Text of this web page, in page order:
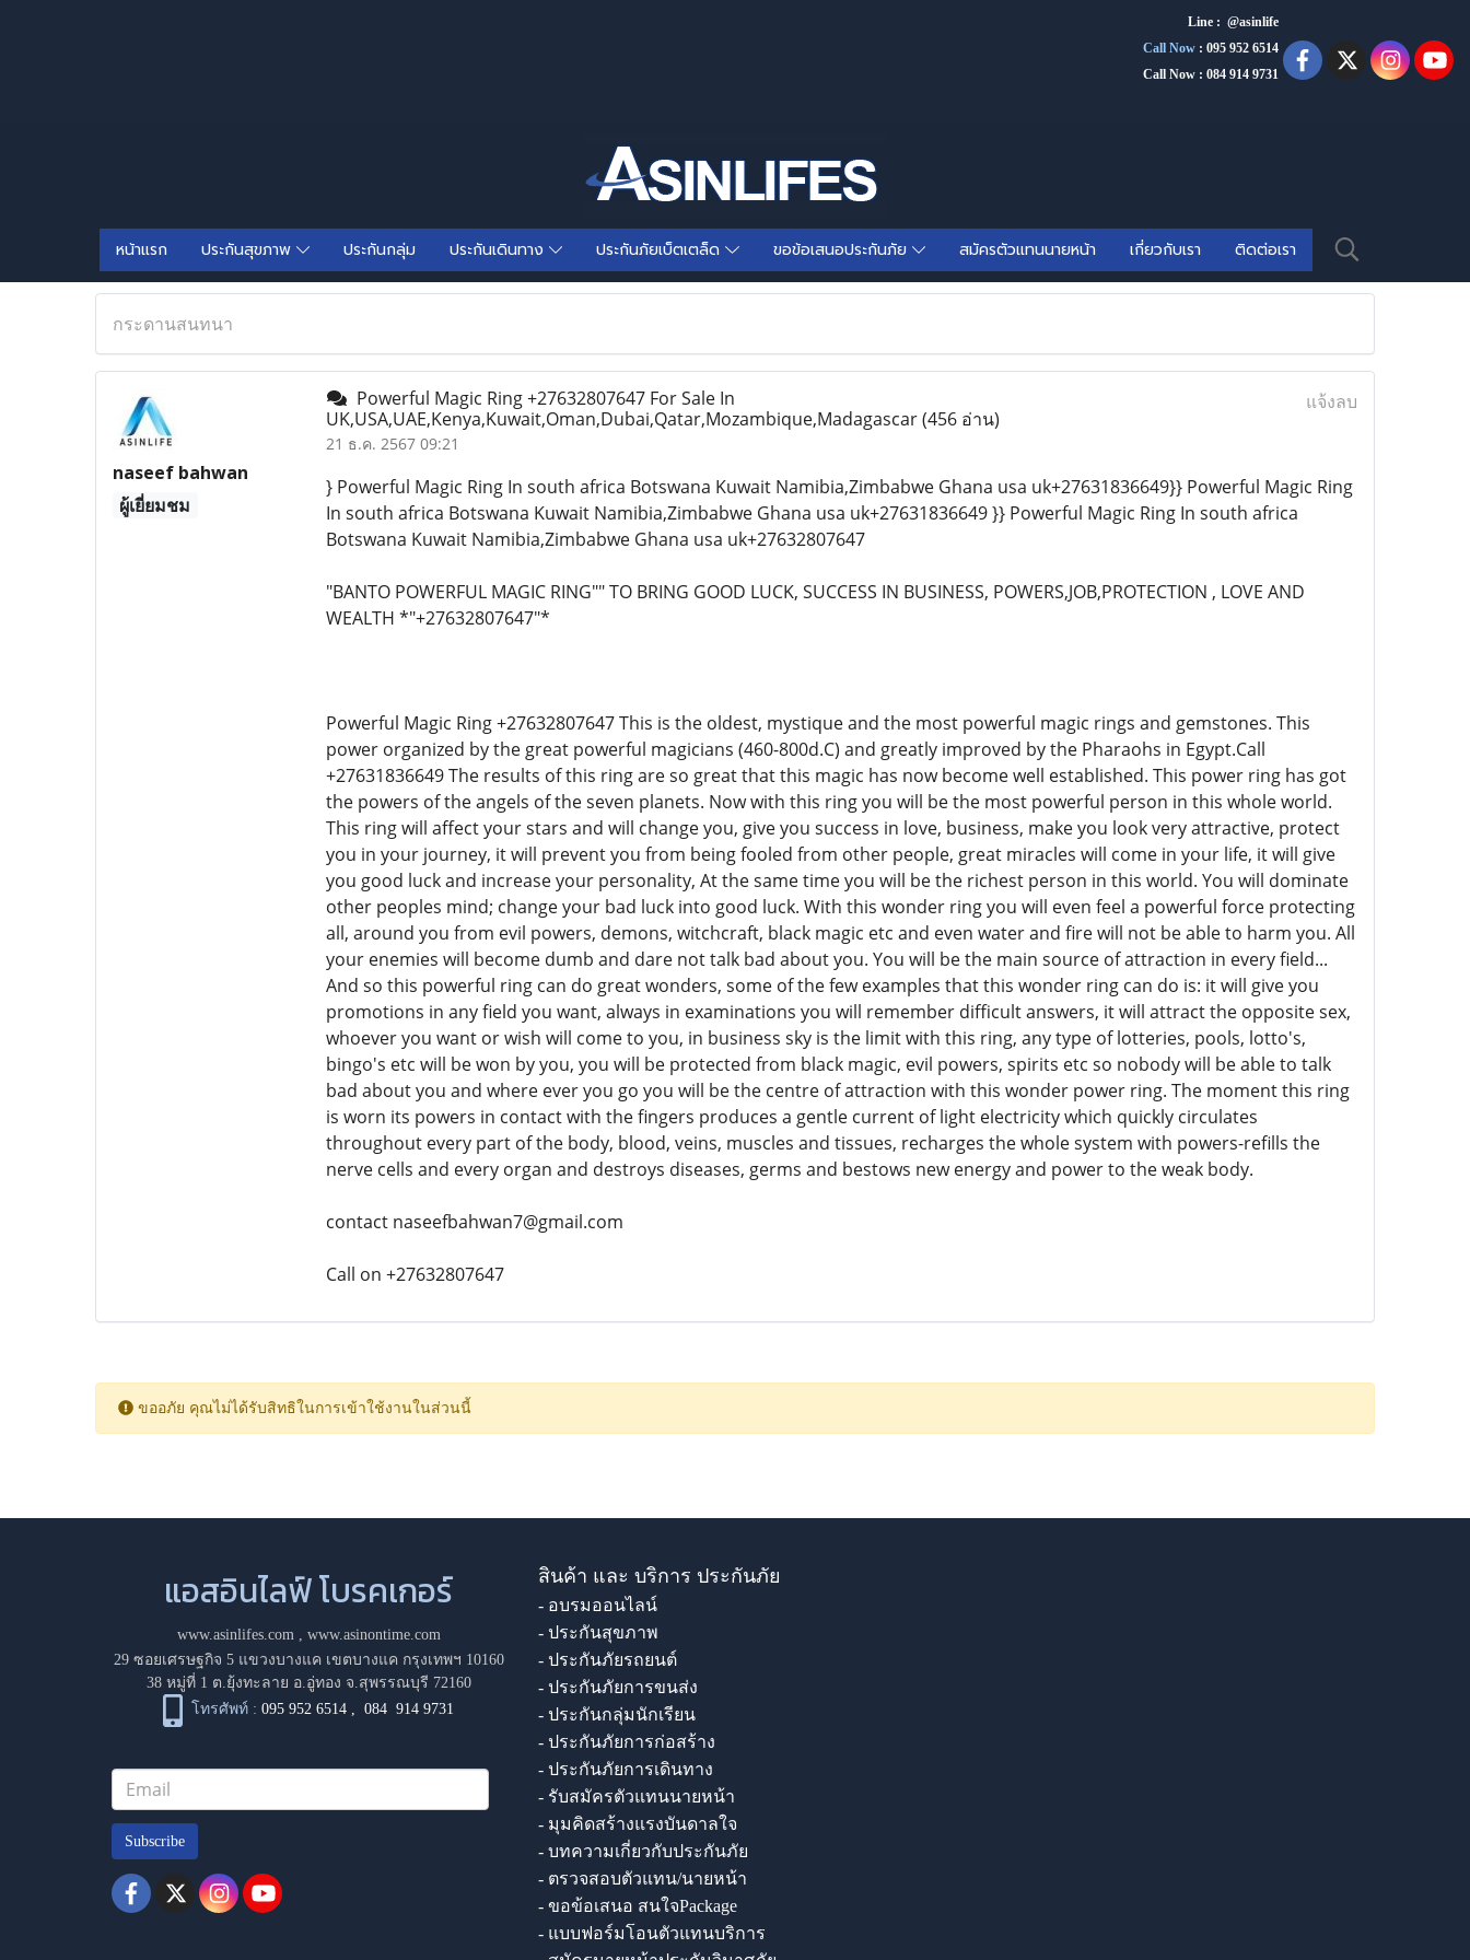
Line : @asinlife
Call Now : 095 952 6514
Call Now : 084 914 9731
หน้าแรก ประกันสุขภาพ ประกันกลุ่ม ประกันเดินทาง ประกันภัยเบ็ตเตล็ด ขอข้อเสนอประกันภัย สมัครตัวแทนนายหน้า เกี่ยวกับเรา ติดต่อเรา
กระดานสนทนา
naseef bahwan
ผู้เยี่ยมชม
Powerful Magic Ring +27632807647 For Sale In
UK,USA,UAE,Kenya,Kuwait,Oman,Dubai,Qatar,Mozambique,Madagascar(456 อ่าน)
21 ธ.ค. 2567 09:21
แจ้งลบ
} Powerful Magic Ring In south africa Botswana Kuwait Namibia,Zimbabwe Ghana usa uk+27631836649}} Powerful Magic Ring
In south africa Botswana Kuwait Namibia,Zimbabwe Ghana usa uk+27631836649 }} Powerful Magic Ring In south africa
Botswana Kuwait Namibia,Zimbabwe Ghana usa uk+27632807647
"BANTO POWERFUL MAGIC RING"" TO BRING GOOD LUCK, SUCCESS IN BUSINESS, POWERS,JOB,PROTECTION , LOVE AND
WEALTH *"+27632807647"*
Powerful Magic Ring +27632807647 This is the oldest, mystique and the most powerful magic rings and gemstones. This
power organized by the great powerful magicians (460-800d.C) and greatly improved by the Pharaohs in Egypt.Call
+27631836649 The results of this ring are so great that this magic has now become well established. This power ring has got
the powers of the angels of the seven planets. Now with this ring you will be the most powerful person in this whole world.
This ring will affect your stars and will change you, give you success in love, business, make you look very attractive, protect
you in your journey, it will prevent you from being fooled from other people, great miracles will come in your life, it will give
you good luck and increase your personality, At the same time you will be the richest person in this world. You will dominate
other peoples mind; change your bad luck into good luck. With this wonder ring you will even feel a powerful force protecting
all, around you from evil powers, demons, witchcraft, black magic etc and even water and fire will not be able to harm you. All
your enemies will become dumb and dare not talk bad about you. You will be the main source of attraction in every field...
And so this powerful ring can do great wonders, some of the few examples that this wonder ring can do is: it will give you
promotions in any field you want, always in examinations you will remember difficult answers, it will attract the opposite sex,
whoever you want or wish will come to you, in business sky is the limit with this ring, any type of lotteries, pools, lotto's,
bingo's etc will be won by you, you will be protected from black magic, evil powers, spirits etc so nobody will be able to talk
bad about you and where ever you go you will be the centre of attraction with this wonder power ring. The moment this ring
is worn its powers in contact with the fingers produces a gentle current of light electricity which quickly circulates
throughout every part of the body, blood, veins, muscles and tissues, recharges the whole system with powers-refills the
nerve cells and every organ and destroys diseases, germs and bestows new energy and power to the weak body.
contact naseefbahwan7@gmail.com
Call on +27632807647
ขออภัย คุณไม่ได้รับสิทธิในการเข้าใช้งานในส่วนนี้
แอสอินไลฟ์ โบรคเกอร์
www.asinlifes.com, www.asinontime.com
29 ซอยเศรษฐกิจ 5 แขวงบางแค เขตบางแค กรุงเทพฯ 10160
38 หมู่ที่ 1 ต.ยุ้งทะลาย อ.อู่ทอง จ.สุพรรณบุรี 72160
โทรศัพท์ : 095 952 6514 ,084 914 9731
Subscribe
สินค้า และ บริการ ประกันภัย
- อบรมออนไลน์
- ประกันสุขภาพ
- ประกันภัยรถยนต์
- ประกันภัยการขนส่ง
- ประกันกลุ่มนักเรียน
- ประกันภัยการก่อสร้าง
- ประกันภัยการเดินทาง
- รับสมัครตัวแทนนายหน้า
- มุมคิดสร้างแรงบันดาลใจ
- บทความเกี่ยวกับประกันภัย
- ตรวจสอบตัวแทน/นายหน้า
- ขอข้อเสนอ สนใจPackage
- แบบฟอร์มโอนตัวแทนบริการ